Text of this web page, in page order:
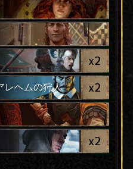
x2
レヘムの狩人 x2
x2